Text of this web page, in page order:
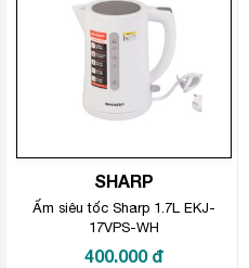
SHARP
Ấm siêu tốc Sharp 1.7L EKJ-
17VPS-WH
400.000 đ